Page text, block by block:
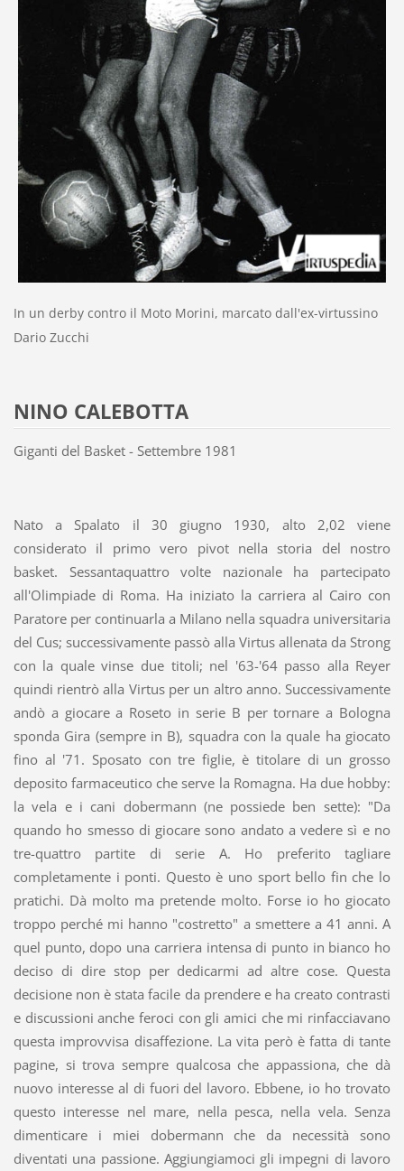
In un derby contro il Moto Morini, marcato dall'ex-virtussino
Dario Zucchi
NINO CALEBOTTA
Giganti del Basket - Settembre 1981
Nato a Spalato il 30 giugno 1930, alto 2,02 viene
considerato il primo vero pivot nella storia del nostro
basket. Sessantaquattro volte nazionale ha partecipato
all'Olimpiade di Roma. Ha iniziato la carriera al Cairo con
Paratore per continuarla a Milano nella squadra universitaria
del Cus; successivamente passò alla Virtus allenata da Strong
con la quale vinse due titoli; nel '63-'64 passo alla Reyer
quindi rientrò alla Virtus per un altro anno. Successivamente
andò a giocare a Roseto in serie B per tornare a Bologna
sponda Gira (sempre in B), squadra con la quale ha giocato
fino al '71. Sposato con tre figlie, è titolare di un grosso
deposito farmaceutico che serve la Romagna. Ha due hobby:
la vela e i cani dobermann (ne possiede ben sette): "Da
quando ho smesso di giocare sono andato a vedere sì e no
tre-quattro partite di serie A. Ho preferito tagliare
completamente i ponti. Questo è uno sport bello fin che lo
pratichi. Dà molto ma pretende molto. Forse io ho giocato
troppo perché mi hanno "costretto" a smettere a 41 anni. A
quel punto, dopo una carriera intensa di punto in bianco ho
deciso di dire stop per dedicarmi ad altre cose. Questa
decisione non è stata facile da prendere e ha creato contrasti
e discussioni anche feroci con gli amici che mi rinfacciavano
questa improvvisa disaffezione. La vita però è fatta di tante
pagine, si trova sempre qualcosa che appassiona, che dà
nuovo interesse al di fuori del lavoro. Ebbene, io ho trovato
questo interesse nel mare, nella pesca, nella vela. Senza
dimenticare i miei dobermann che da necessità sono
diventati una passione. Aggiungiamoci gli impegni di lavoro